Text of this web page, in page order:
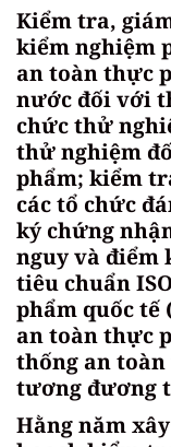
Kiểm tra,
kiểm nghiệm
an toàn thực
nước đối với
chức thử
thử nghiệm
phẩm; kiểm
các tổ chức
ký chứng
nguy và điểm
tiêu chuẩn
phẩm quốc tế
an toàn thực
thống an toàn
tương đương
Hằng năm